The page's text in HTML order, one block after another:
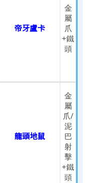
帝牙盧卡
金
屬
爪
+鐵
頭
龍頭地鼠
金
屬
爪/
泥
巴
射
擊
+鐵
頭